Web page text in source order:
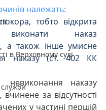
в Верховному суді
належать:
тобто відкрита
виконати наказ
а також інше умисне
наказу (ст. 402 КК
невиконання наказу
за відсутності
у частині першій